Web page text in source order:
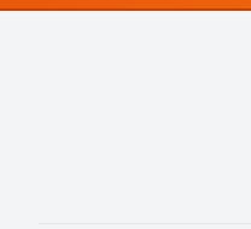
Analytics Cookies
These cookies help us
reporting information